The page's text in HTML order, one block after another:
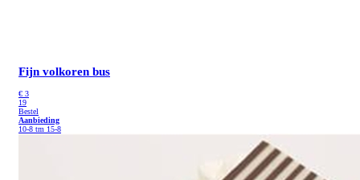
Fijn volkoren bus
€ 3
19
Bestel
Aanbieding
10-8 tm 15-8